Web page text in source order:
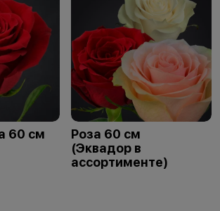
60 см
Роза 60 см
(Эквадор в
ассортименте)